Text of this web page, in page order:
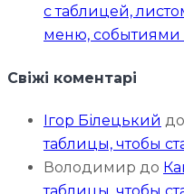
с таблицей,
меню, событиями
Свіжі коментарі
Ігор Білецький до
таблицы, чтобы
Володимир до